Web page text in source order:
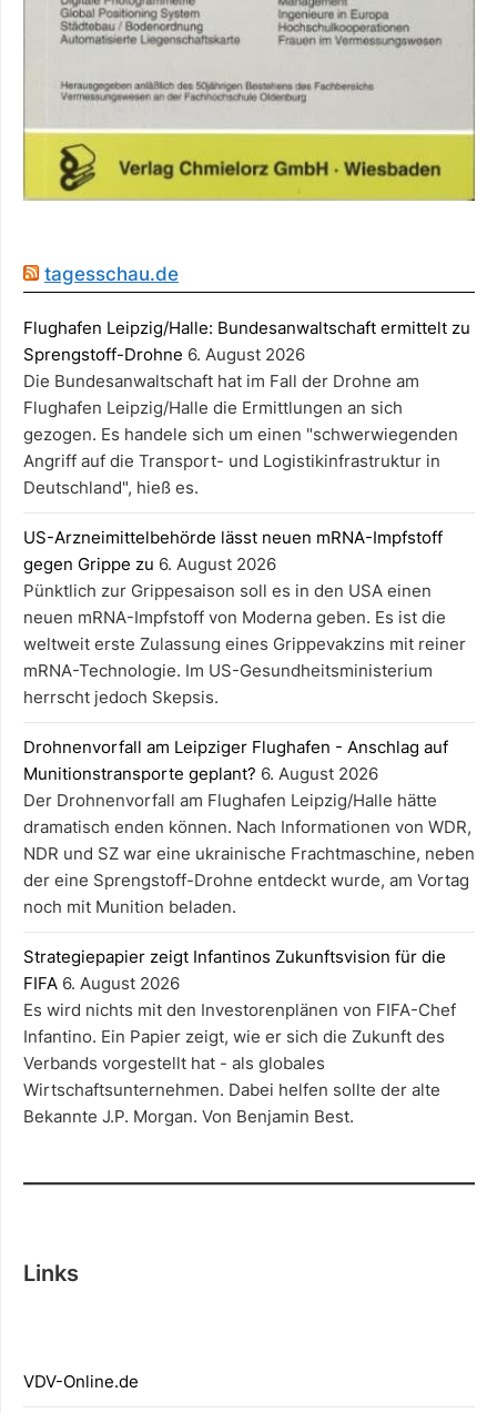
tagesschau.de
Flughafen Leipzig/Halle: Bundesanwaltschaft ermittelt zu
Sprengstoff-Drohne 6. August 2026
Die Bundesanwaltschaft hat im Fall der Drohne am
Flughafen Leipzig/Halle die Ermittlungen an sich
gezogen. Es handele sich um einen "schwerwiegenden
Angriff auf die Transport- und Logistikinfrastruktur in
Deutschland", hieß es.
US-Arzneimittelbehörde lässt neuen mRNA-Impfstoff
gegen Grippe zu 6. August 2026
Pünktlich zur Grippesaison soll es in den USA einen
neuen mRNA-Impfstoff von Moderna geben. Es ist die
weltweit erste Zulassung eines Grippevakzins mit reiner
mRNA-Technologie. Im US-Gesundheitsministerium
herrscht jedoch Skepsis.
Drohnenvorfall am Leipziger Flughafen - Anschlag auf
Munitionstransporte geplant? 6. August 2026
Der Drohnenvorfall am Flughafen Leipzig/Halle hätte
dramatisch enden können. Nach Informationen von WDR,
NDR und SZ war eine ukrainische Frachtmaschine, neben
der eine Sprengstoff-Drohne entdeckt wurde, am Vortag
noch mit Munition beladen.
Strategiepapier zeigt Infantinos Zukunftsvision für die
FIFA 6. August 2026
Es wird nichts mit den Investorenplänen von FIFA-Chef
Infantino. Ein Papier zeigt, wie er sich die Zukunft des
Verbands vorgestellt hat - als globales
Wirtschaftsunternehmen. Dabei helfen sollte der alte
Bekannte J.P. Morgan. Von Benjamin Best.
Links
VDV-Online.de